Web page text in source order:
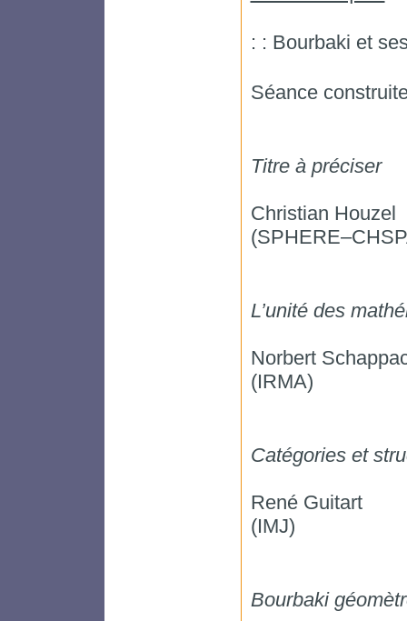
: : Bourbaki et
Séance
Titre à préciser
Christian Houzel
L’unité des
Norbert
(IRMA)
Catégories et
René Guitart
(IMJ)
Bourbaki